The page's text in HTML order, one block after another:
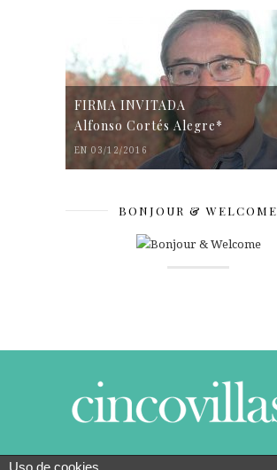
FIRMA INVITADA
Alfonso Cortés Alegre*
EN 03/12/2016
BONJOUR & WELCOME
Uso de cookies